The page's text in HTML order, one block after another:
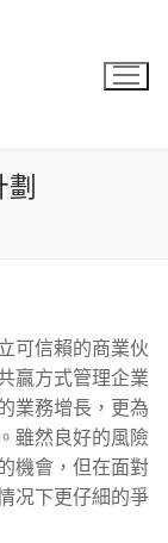
可信賴的商業伙
贏方式管理企業
業務增長，更為
雖然良好的風險
機會，但在面對
况下更仔細的爭